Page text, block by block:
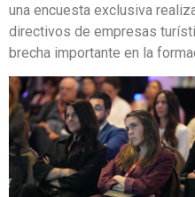
una encuesta exclusiva
directivos de empresas
brecha importante en la